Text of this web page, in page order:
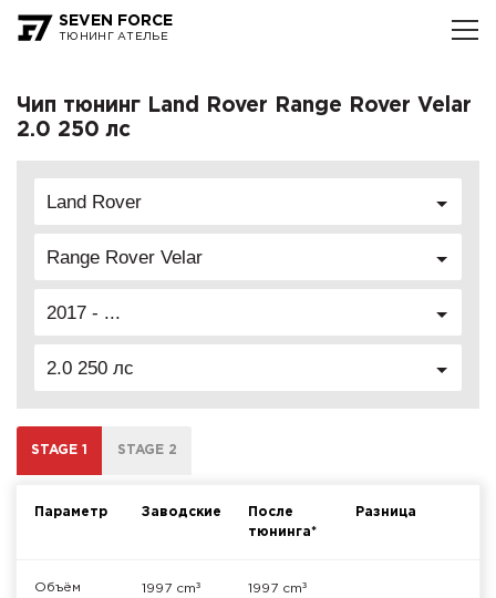
SEVEN FORCE
ТЮНИНГ АТЕЛЬЕ
Чип тюнинг Land Rover Range Rover Velar
2.0 250 лс
Land Rover
Range Rover Velar
2017 - ...
2.0 250 лс
STAGE 1 STAGE 2
Параметр Заводские
После
тюнинга*
Разница
Объём
1997 cm³ 1997 cm³